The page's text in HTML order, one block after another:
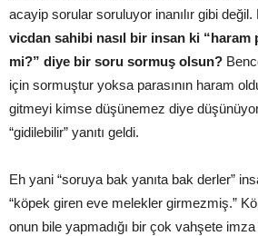
acayip sorular soruluyor inanılır gibi değil.
vicdan sahibi nasıl bir insan ki “haram
mi?” diye bir soru sormuş olsun?
için sormuştur yoksa parasının haram
gitmeyi kimse düşünemez diye
“gidilebilir” yanıtı geldi.
Eh yani “soruya bak yanıta bak derler”
“köpek giren eve melekler girmezmiş.”
onun bile yapmadığı bir çok vahşete imza